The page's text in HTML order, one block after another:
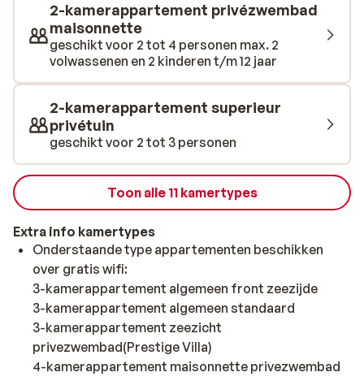
privézwembad en begint iedere dag goed met een
verkoelende duik. Vanuit je appartement wandel je
langs het wandelpad vol groen en mooie beplanting zo
het kiezelstrand op. Heerlijk om tijdens of na het
Ook is er een fijn zwembad, dat zeker bij de kleintjes in
de smaak valt. In het restaurant worden speciaal voor
jou, de meest lekkere gerechten gemaakt of bestel een
lekker drankje voor op het terras. Enjoy!
2-kamerappartement privézwembad
maisonnette
geschikt voor 2 tot 4 personen max. 2
volwassenen en 2 kinderen t/m 12 jaar
2-kamerappartement superieur
privétuin
geschikt voor 2 tot 3 personen
Toon alle 11 kamertypes
Extra info kamertypes
Onderstaande type appartementen beschikken
over gratis wifi:
3-kamerappartement algemeen front zeezijde
3-kamerappartement algemeen standaard
3-kamerappartement zeezicht
privezwembad(Prestige Villa)
4-kamerappartement maisonnette privezwembad